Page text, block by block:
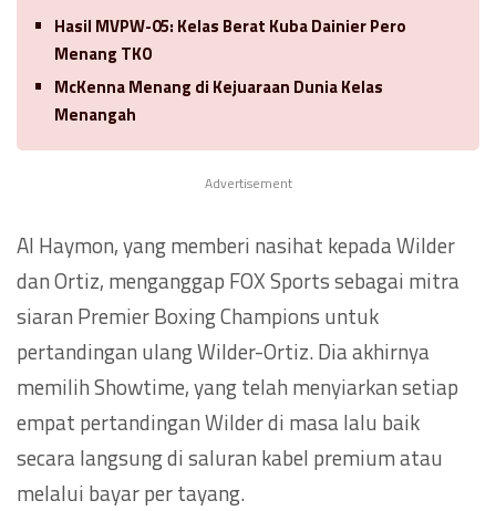
Hasil MVPW-05: Kelas Berat Kuba Dainier Pero
Menang TKO
McKenna Menang di Kejuaraan Dunia Kelas
Menangah
Advertisement
Al Haymon, yang memberi nasihat kepada Wilder
dan Ortiz, menganggap FOX Sports sebagai mitra
siaran Premier Boxing Champions untuk
pertandingan ulang Wilder-Ortiz. Dia akhirnya
memilih Showtime, yang telah menyiarkan setiap
empat pertandingan Wilder di masa lalu baik
secara langsung di saluran kabel premium atau
melalui bayar per tayang.